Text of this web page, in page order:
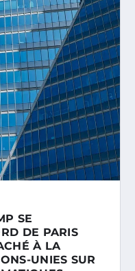
SE
DE PARIS
À LA
UNIES SUR